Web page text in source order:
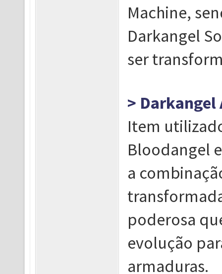
Machine,
Darkangel
ser
> Darkangel
Item
Bloodangel
a
poderosa
evolução
armaduras.